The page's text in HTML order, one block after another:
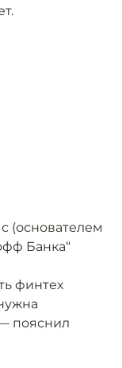
(основателем
Банка“
финтех
пояснил